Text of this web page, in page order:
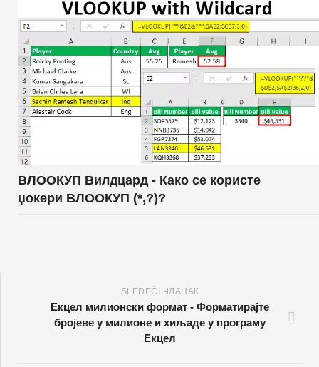
ВЛООКУП Вилдцард - Како се користе
џокери ВЛООКУП (*,?)?
SLEDEĆI ЧЛАНАК
Екцел милионски формат - Форматирајте
бројеве у милионе и хиљаде у програму
Екцел